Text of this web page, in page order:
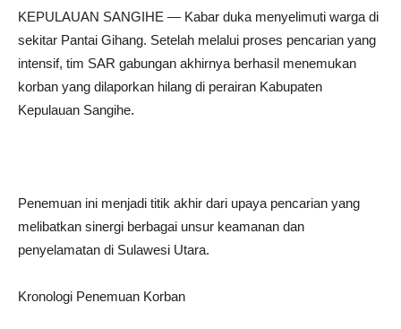
KEPULAUAN SANGIHE — Kabar duka menyelimuti warga di
sekitar Pantai Gihang. Setelah melalui proses pencarian yang
intensif, tim SAR gabungan akhirnya berhasil menemukan
korban yang dilaporkan hilang di perairan Kabupaten
Kepulauan Sangihe.
Penemuan ini menjadi titik akhir dari upaya pencarian yang
melibatkan sinergi berbagai unsur keamanan dan
penyelamatan di Sulawesi Utara.
Kronologi Penemuan Korban